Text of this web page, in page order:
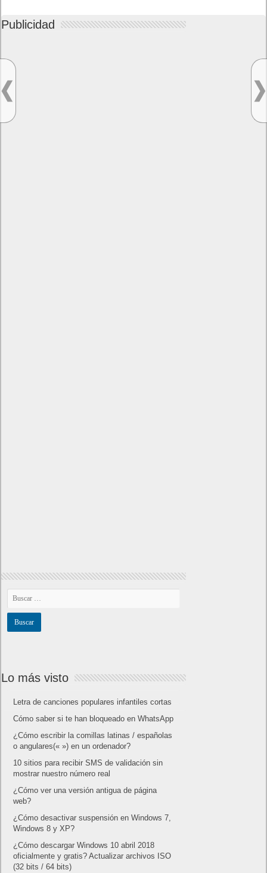
Publicidad
Lo más visto
Letra de canciones populares infantiles cortas
Cómo saber si te han bloqueado en WhatsApp
¿Cómo escribir la comillas latinas / españolas
o angulares(« ») en un ordenador?
10 sitios para recibir SMS de validación sin
mostrar nuestro número real
¿Cómo ver una versión antigua de página
web?
¿Cómo desactivar suspensión en Windows 7,
Windows 8 y XP?
¿Cómo descargar Windows 10 abril 2018
oficialmente y gratis? Actualizar archivos ISO
(32 bits / 64 bits)